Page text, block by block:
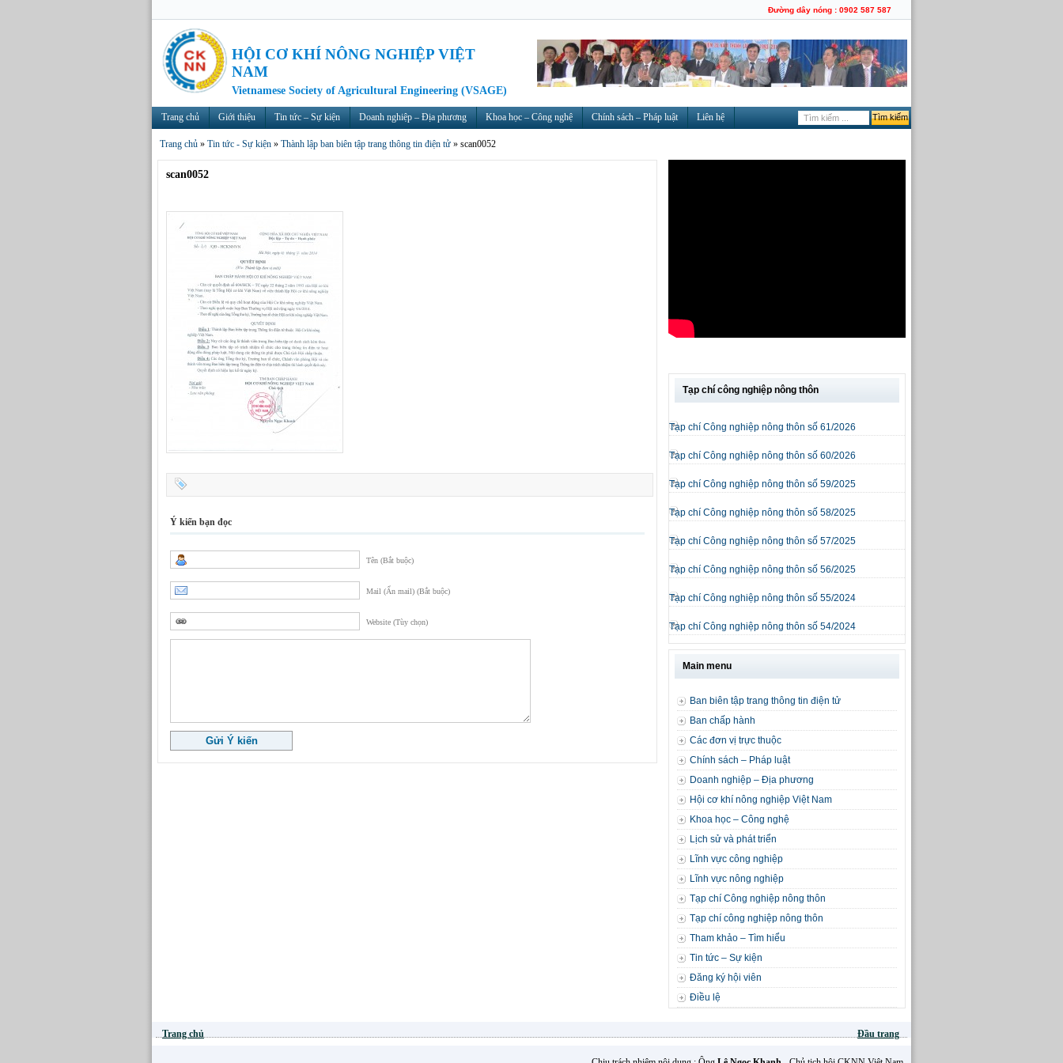
Đường dây nóng : 0902 587 587
HỘI CƠ KHÍ NÔNG NGHIỆP VIỆT
NAM
Vietnamese Society of Agricultural Engineering (VSAGE)
Trang chủ Giới thiệu Tin tức – Sự kiện Doanh nghiệp – Địa phương Khoa học – Công nghệ Chính sách – Pháp luật Liên hệ
Trang chủ » Tin tức - Sự kiện » Thành lập ban biên tập trang thông tin điện tử » scan0052
scan0052
Ý kiến bạn đọc
Tên (Bắt buộc)
Mail (Ẩn mail) (Bắt buộc)
Website (Tùy chọn)
Tạp chí công nghiệp nông thôn
Tạp chí Công nghiệp nông thôn số 61/2026
Tạp chí Công nghiệp nông thôn số 60/2026
Tạp chí Công nghiệp nông thôn số 59/2025
Tạp chí Công nghiệp nông thôn số 58/2025
Tạp chí Công nghiệp nông thôn số 57/2025
Tạp chí Công nghiệp nông thôn số 56/2025
Tạp chí Công nghiệp nông thôn số 55/2024
Tạp chí Công nghiệp nông thôn số 54/2024
Main menu
Ban biên tập trang thông tin điện tử
Ban chấp hành
Các đơn vị trực thuộc
Chính sách – Pháp luật
Doanh nghiệp – Địa phương
Hội cơ khí nông nghiệp Việt Nam
Khoa học – Công nghệ
Lịch sử và phát triển
Lĩnh vực công nghiệp
Lĩnh vực nông nghiệp
Tạp chí Công nghiệp nông thôn
Tạp chí công nghiệp nông thôn
Tham khảo – Tìm hiểu
Tin tức – Sự kiện
Đăng ký hội viên
Điều lệ
Trang chủ Đầu trang